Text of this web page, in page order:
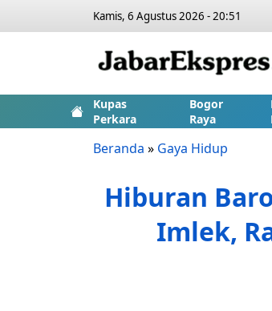
Kamis, 6 Agustus 2026 - 20:51
Kupas
Perkara
Bogor
Raya
Beranda » Gaya Hidup
Hiburan
Imlek,